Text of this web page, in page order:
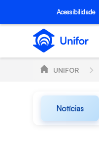
Pular para o Conteúdo
Acessibilidade
UNIFOR
Notícias